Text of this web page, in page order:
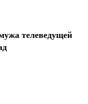
телеведущей